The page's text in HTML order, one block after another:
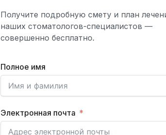
Получите подробную смету и план
наших стоматологов-специалистов —
совершенно бесплатно.
Полное имя
Электронная почта